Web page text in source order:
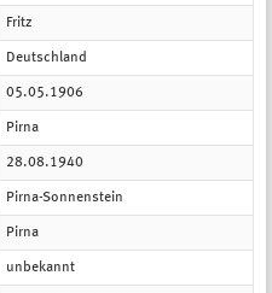
Fritz
Deutschland
05.05.1906
Pirna
28.08.1940
Pirna-Sonnenstein
Pirna
unbekannt